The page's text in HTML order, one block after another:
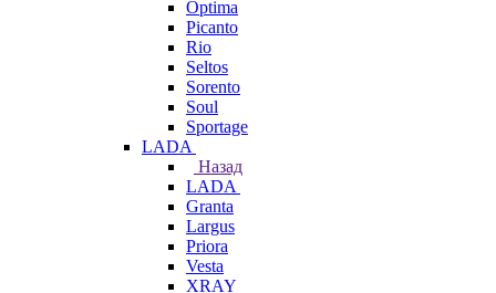
Optima
Picanto
Rio
Seltos
Sorento
Soul
Sportage
LADA
Назад
LADA
Granta
Largus
Priora
Vesta
XRAY